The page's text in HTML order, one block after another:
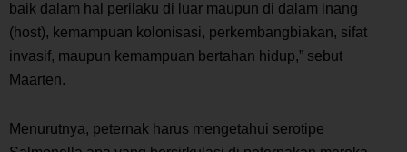
baik dalam hal perilaku di luar maupun di dalam inang
(host), kemampuan kolonisasi, perkembangbiakan, sifat
invasif, maupun kemampuan bertahan hidup,” sebut
Maarten.
Menurutnya, peternak harus mengetahui serotipe